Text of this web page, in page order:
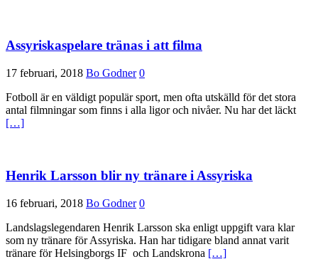
Assyriskaspelare tränas i att filma
17 februari, 2018 Bo Godner 0
Fotboll är en väldigt populär sport, men ofta utskälld för det stora
antal filmningar som finns i alla ligor och nivåer. Nu har det läckt
[…]
Henrik Larsson blir ny tränare i Assyriska
16 februari, 2018 Bo Godner 0
Landslagslegendaren Henrik Larsson ska enligt uppgift vara klar
som ny tränare för Assyriska. Han har tidigare bland annat varit
tränare för Helsingborgs IF och Landskrona […]